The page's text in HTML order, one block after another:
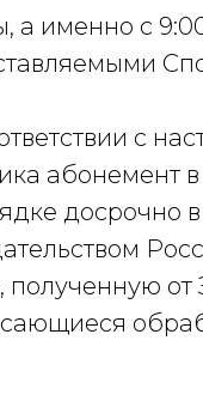
а именно с
с
абонемент
досрочно
от